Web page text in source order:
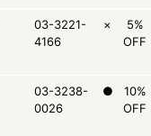
03-3221-
4166
×
5%
OFF
03-3238-
0026
●
10%
OFF